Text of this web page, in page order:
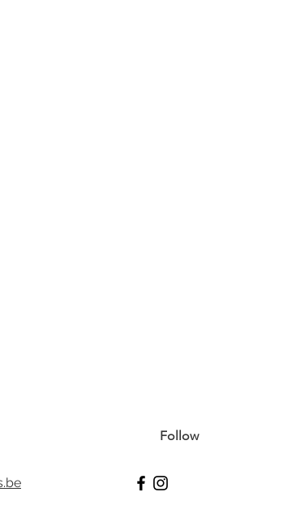
Follow